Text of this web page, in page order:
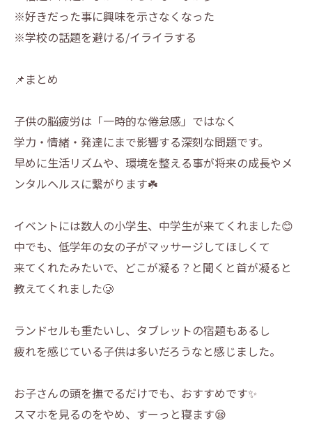
※好きだった事に興味を示さなくなった
※学校の話題を避ける/イライラする
📌まとめ
子供の脳疲労は「一時的な倦怠感」ではなく
学力・情緒・発達にまで影響する深刻な問題です。
早めに生活リズムや、環境を整える事が将来の成長やメ
ンタルヘルスに繋がります☘️
イベントには数人の小学生、中学生が来てくれました😊
中でも、低学年の女の子がマッサージしてほしくて
来てくれたみたいで、どこが凝る？と聞くと首が凝ると
教えてくれました🥲
ランドセルも重たいし、タブレットの宿題もあるし
疲れを感じている子供は多いだろうなと感じました。
お子さんの頭を撫でるだけでも、おすすめです✨
スマホを見るのをやめ、すーっと寝ます😪